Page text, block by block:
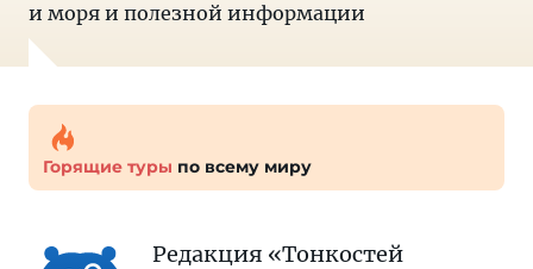
и моря и полезной информации
Горящие туры по всему миру
Редакция «Тонкостей